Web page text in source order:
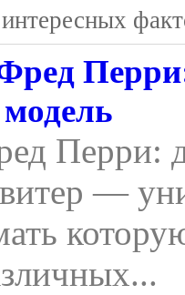
Перри:
—